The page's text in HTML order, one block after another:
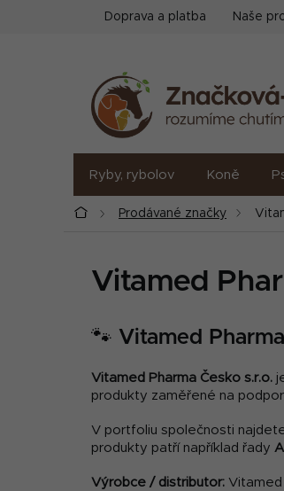
Doprava a platba Naše
Ryby, rybolov Koně
DomůProdávané značky
Vitamed
🐾 Vitamed
Vitamed Pharma Česko s.r.o.
produkty zaměřené na
V portfoliu společnosti
produkty patří například řady
Výrobce / distributor: Vitamed